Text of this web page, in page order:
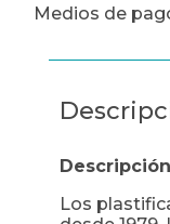
Medios de
Descripción
Los